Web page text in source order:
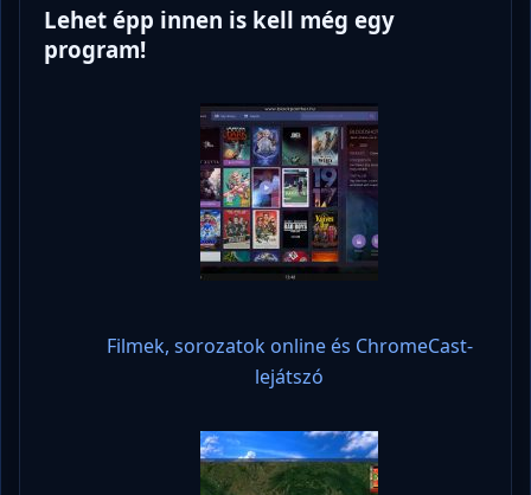
Lehet épp innen is kell még egy
program!
Filmek, sorozatok online és ChromeCast-
lejátszó